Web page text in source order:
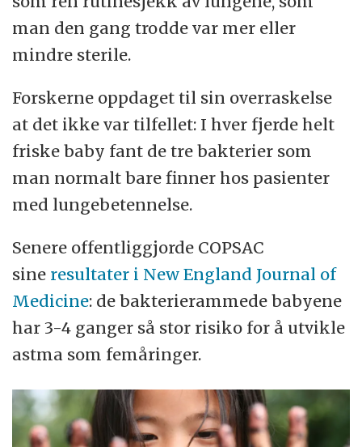
man den gang trodde var mer eller
mindre sterile.
Forskerne oppdaget til sin overraskelse
at det ikke var tilfellet: I hver fjerde helt
friske baby fant de tre bakterier som
man normalt bare finner hos pasienter
med lungebetennelse.
Senere offentliggjorde COPSAC
sine resultater i New England Journal of
Medicine: de bakterierammede babyene
har 3-4 ganger så stor risiko for å utvikle
astma som femåringer.